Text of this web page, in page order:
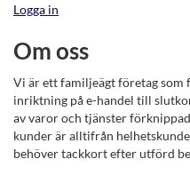
Logga in
Om oss
Vi är ett familjeägt företag som
inriktning på e-handel till
av varor och tjänster
kunder är alltifrån
behöver tackkort efter utförd